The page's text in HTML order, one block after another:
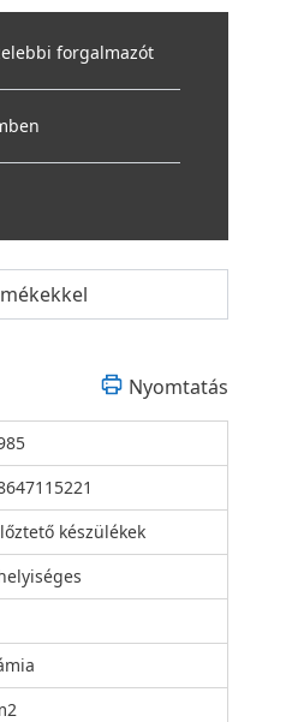
forgalmazót
Nyomtatás
készülékek